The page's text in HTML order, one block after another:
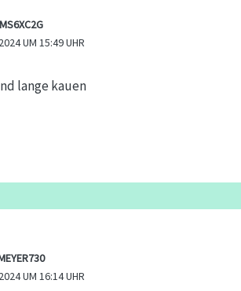
UM 15:49 UHR
lange kauen
UM 16:14 UHR